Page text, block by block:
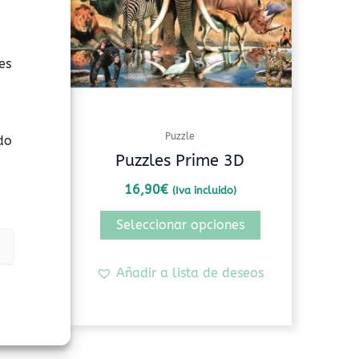
opciones
Puzzle
Puzzles Prime 3D
16,90€ (Iva incluido)
Seleccionar opciones
Las
opciones
se
pueden
elegir
Añadir a lista de deseos